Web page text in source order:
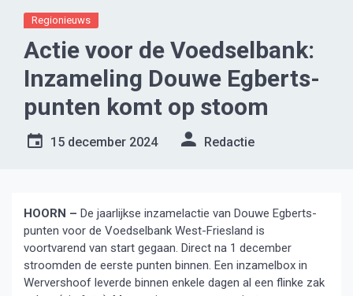
Regionieuws
Actie voor de Voedselbank:
Inzameling Douwe Egberts-
punten komt op stoom
15 december 2024 Redactie
HOORN – De jaarlijkse inzamelactie van Douwe Egberts-
punten voor de Voedselbank West-Friesland is
voortvarend van start gegaan. Direct na 1 december
stroomden de eerste punten binnen. Een inzamelbox in
Wervershoof leverde binnen enkele dagen al een flinke zak